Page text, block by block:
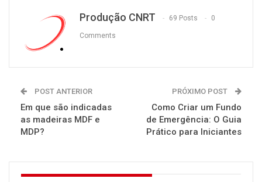
Produção CNRT 69 Posts 0
Comments
POST ANTERIOR
Em que são indicadas
as madeiras MDF e
MDP?
PRÓXIMO POST
Como Criar um Fundo
de Emergência: O Guia
Prático para Iniciantes